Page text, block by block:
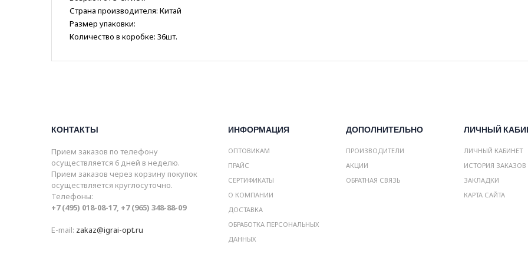
Страна производителя: Китай
Размер упаковки:
Количество в коробке: 36шт.
КОНТАКТЫ
Прием заказов по телефону
осуществляется 6 дней в неделю.
Прием заказов через корзину покупок
осуществляется круглосуточно.
Телефоны:
+7 (495) 018-08-17, +7 (965) 348-88-09
E-mail: zakaz@igrai-opt.ru
ИНФОРМАЦИЯ
ОПТОВИКАМ
ПРАЙС
СЕРТИФИКАТЫ
О КОМПАНИИ
ДОСТАВКА
ОБРАБОТКА ПЕРСОНАЛЬНЫХ
ДАННЫХ
ДОПОЛНИТЕЛЬНО
ПРОИЗВОДИТЕЛИ
АКЦИИ
ОБРАТНАЯ СВЯЗЬ
ЛИЧНЫЙ
ЛИЧНЫЙ КАБИНЕТ
ИСТОРИЯ ЗАКАЗОВ
ЗАКЛАДКИ
КАРТА САЙТА